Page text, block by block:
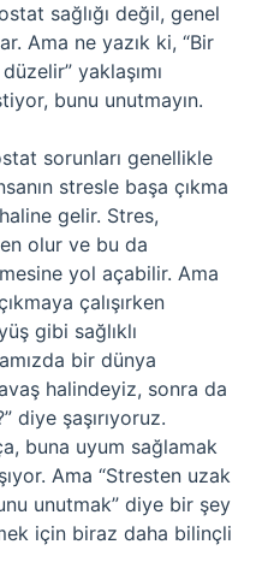
sağlığı değil, genel
Ama ne yazık ki, “Bir
yaklaşımı
bunu unutmayın.
sorunları genellikle
stresle başa çıkma
gelir. Stres,
olur ve bu da
yol açabilir. Ama
çalışırken
gibi sağlıklı
bir dünya
halindeyiz, sonra da
diye şaşırıyoruz.
buna uyum sağlamak
Ama “Stresten uzak
unutmak” diye bir şey
için biraz daha bilinçli